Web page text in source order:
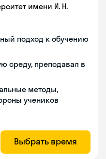
имени И. Н.
подход к обучению
среду, преподавал в
методы,
учеников
Выбрать время